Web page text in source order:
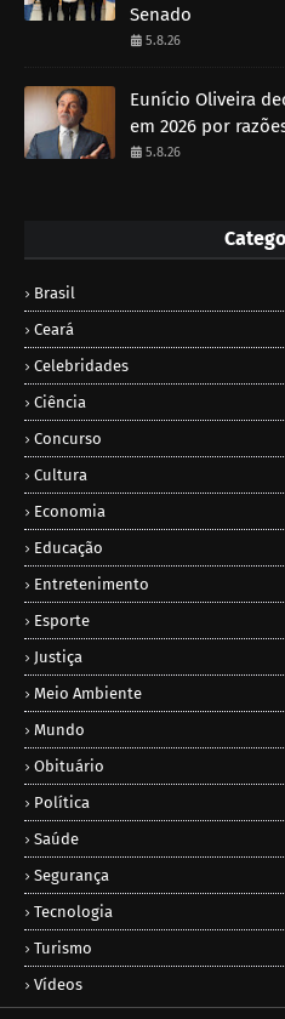
Senado
5.8.26
Eunício Oliveira
em 2026 por
5.8.26
Brasil
Ceará
Celebridades
Ciência
Concurso
Cultura
Economia
Educação
Entretenimento
Esporte
Justiça
Meio Ambiente
Mundo
Obituário
Política
Saúde
Segurança
Tecnologia
Turismo
Vídeos